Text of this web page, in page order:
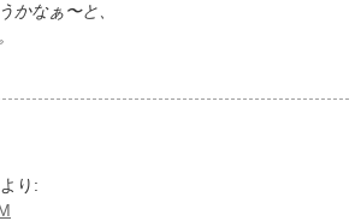
かなぁ〜と、
より: